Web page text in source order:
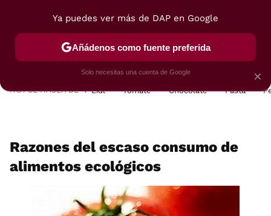
POSTRES VIAJES SELECCIÓN VEGUI
HOY SE HABLA DE Lidl Tomate Chocolate Pasta
Razones del escaso consumo de
alimentos ecológicos
×
Ya puedes ver más de DAP en Google
Añádenos como fuente preferida
Solo necesitas una cuenta de Google